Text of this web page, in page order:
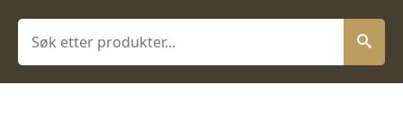
Søk